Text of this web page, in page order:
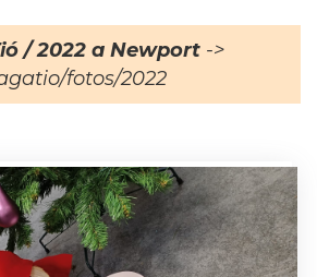
/ 2022 a Newport->
fotos/2022